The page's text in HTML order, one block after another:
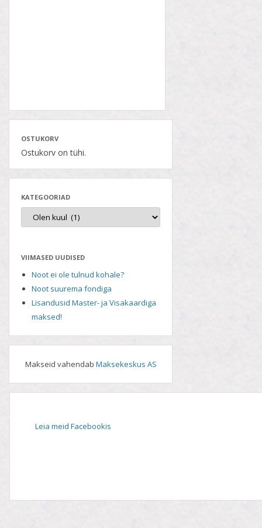
OSTUKORV
Ostukorv on tühi.
KATEGOORIAD
VIIMASED UUDISED
Noot ei ole tulnud kohale?
Noot suurema fondiga
Lisandusid Master- ja Visakaardiga
maksed!
Makseid vahendab Maksekeskus AS
Leia meid Facebookis